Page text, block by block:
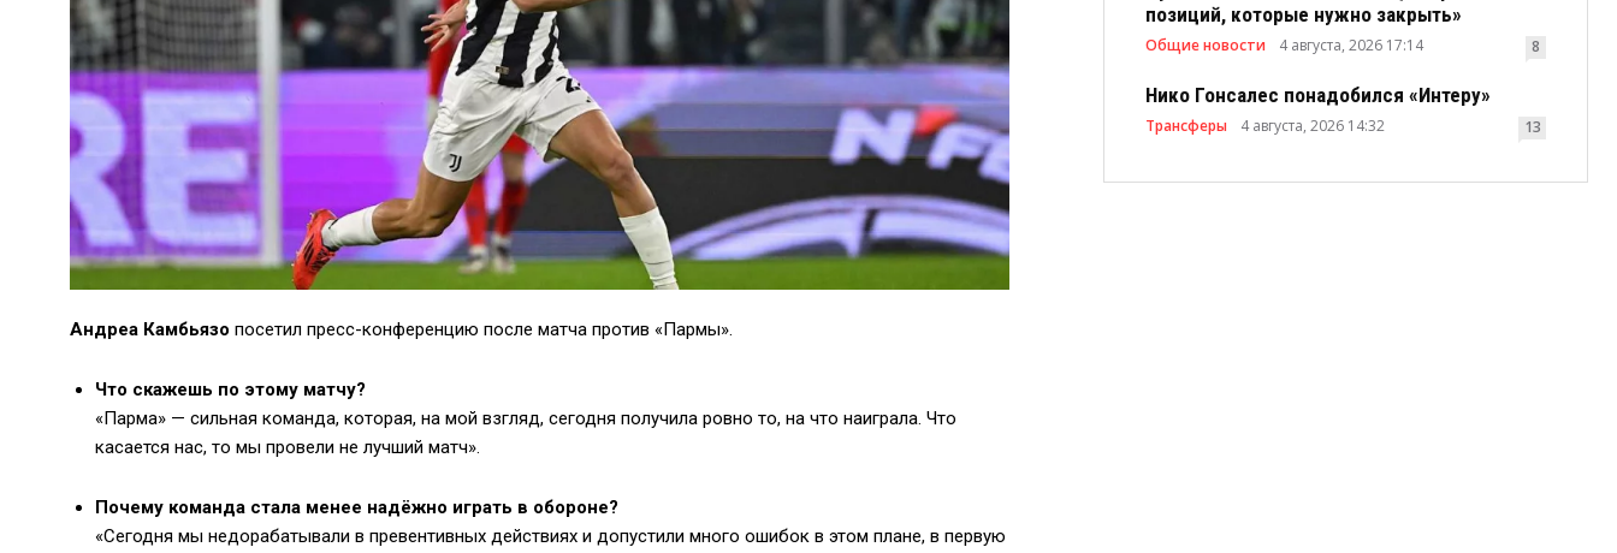
Андреа Камбьязо посетил пресс-конференцию после матча против «Пармы».
Что скажешь по этому матчу?
«Парма» — сильная команда, которая, на мой взгляд, сегодня получила ровно то, на что наиграла. Что
касается нас, то мы провели не лучший матч».
Почему команда стала менее надёжно играть в обороне?
«Сегодня мы недорабатывали в превентивных действиях и допустили много ошибок в этом плане, в первую
позиций, которые нужно закрыть»
Общие новости 4 августа, 2026 17:14 8
Нико Гонсалес понадобился «Интеру»
Трансферы 4 августа, 2026 14:32 13